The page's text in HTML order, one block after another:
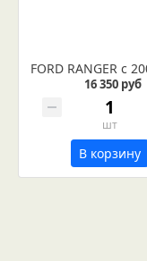
16 350 руб
шт
В корзину